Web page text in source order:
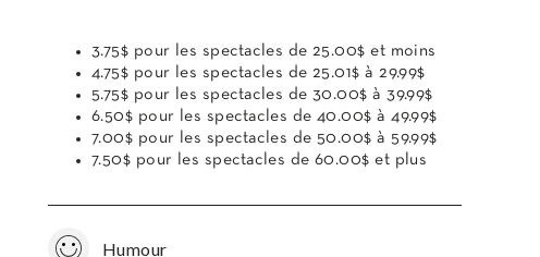
3.75$ pour les spectacles de 25.00$ et moins
4.75$ pour les spectacles de 25.01$ à 29.99$
5.75$ pour les spectacles de 30.00$ à 39.99$
6.50$ pour les spectacles de 40.00$ à 49.99$
7.00$ pour les spectacles de 50.00$ à 59.99$
7.50$ pour les spectacles de 60.00$ et plus
Humour